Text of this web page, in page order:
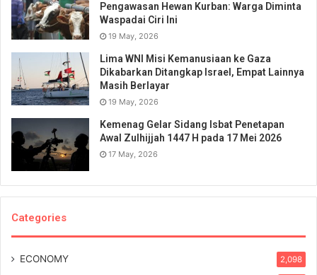
Pengawasan Hewan Kurban: Warga Diminta
Waspadai Ciri Ini
19 May, 2026
Lima WNI Misi Kemanusiaan ke Gaza
Dikabarkan Ditangkap Israel, Empat Lainnya
Masih Berlayar
19 May, 2026
Kemenag Gelar Sidang Isbat Penetapan
Awal Zulhijjah 1447 H pada 17 Mei 2026
17 May, 2026
Categories
ECONOMY 2,098